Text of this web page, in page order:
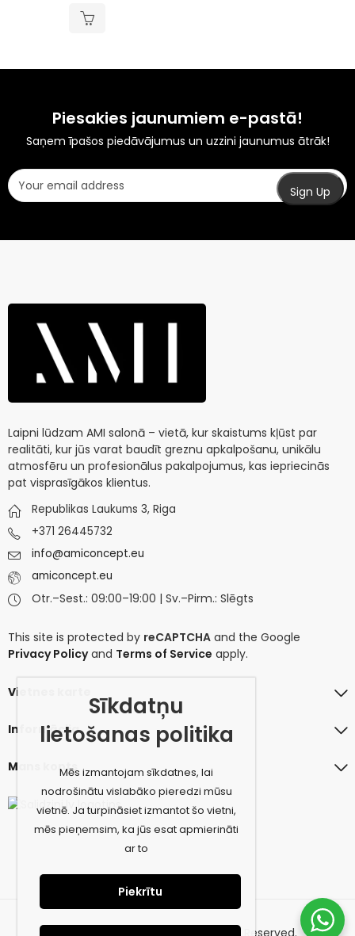
Piesakies jaunumiem e-pastā!
Saņem īpašos piedāvājumus un uzzini jaunumus ātrāk!
Laipni lūdzam AMI salonā – vietā, kur skaistums kļūst par
realitāti, kur jūs varat baudīt greznu apkalpošanu, unikālu
atmosfēru un profesionālus pakalpojumus, kas iepriecinās
pat visprasīgākos klientus.
Republikas Laukums 3, Riga
+371 26445732
info@amiconcept.eu
amiconcept.eu
Otr.–Sest.: 09:00–19:00 | Sv.–Pirm.: Slēgts
This site is protected by reCAPTCHA and the Google
Privacy Policyand Terms of Service apply.
Vietnes karte
Informācija
Mans konts
Sīkdatņu
lietošanas politika
Mēs izmantojam sīkdatnes, lai
nodrošinātu vislabāko pieredzi mūsu
vietnē. Ja turpināsiet izmantot šo vietni,
mēs pieņemsim, ka jūs esat apmierināti
ar to
Piekrītu